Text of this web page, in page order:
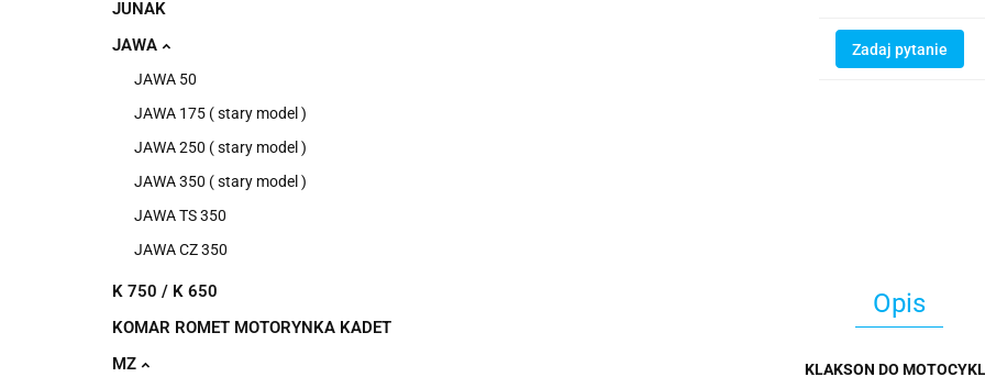
JUNAK
JAWA
JAWA 50
JAWA 175 ( stary model )
JAWA 250 ( stary model )
JAWA 350 ( stary model )
JAWA TS 350
JAWA CZ 350
K 750 / K 650
KOMAR ROMET MOTORYNKA KADET
MZ
Zadaj pytanie
Opis
KLAKSON DO